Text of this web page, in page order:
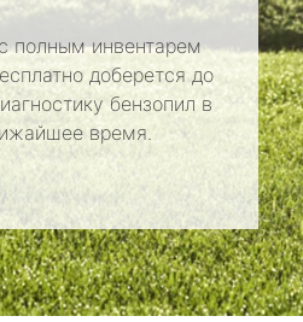
полным инвентарем
доберется до
бензопил в
время.